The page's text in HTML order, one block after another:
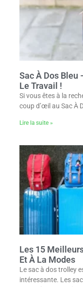
Sac À Dos Bleu
Le Travail !
Si vous êtes à la
coup d’œil au Sac À
Lire la suite »
Les 15
Et À La Modes
Le sac à dos trolley
intéressante. Les